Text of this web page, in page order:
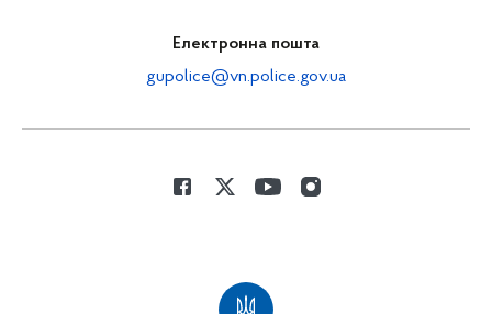
Електронна пошта
gupolice@vn.police.gov.ua